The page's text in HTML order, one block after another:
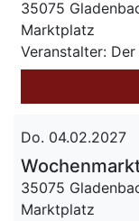
35075
Marktplatz
Veranstalter:
Do. 04.02.2027
35075
Marktplatz